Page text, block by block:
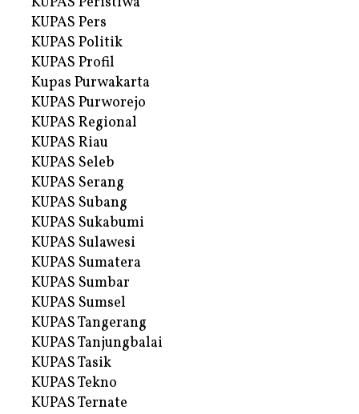
KUPAS Pers
KUPAS Politik
KUPAS Profil
Kupas Purwakarta
KUPAS Purworejo
KUPAS Regional
KUPAS Riau
KUPAS Seleb
KUPAS Serang
KUPAS Subang
KUPAS Sukabumi
KUPAS Sulawesi
KUPAS Sumatera
KUPAS Sumbar
KUPAS Sumsel
KUPAS Tangerang
KUPAS Tanjungbalai
KUPAS Tasik
KUPAS Tekno
KUPAS Ternate